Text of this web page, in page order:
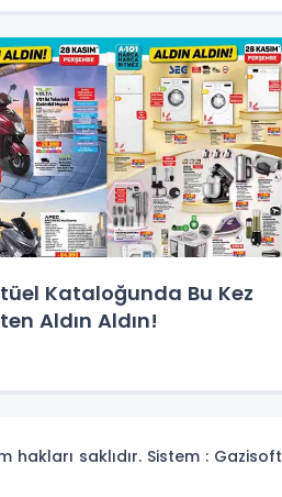
Kataloğunda Bu Kez
Aldın Aldın!
hakları saklıdır. Sistem : Gazisoft